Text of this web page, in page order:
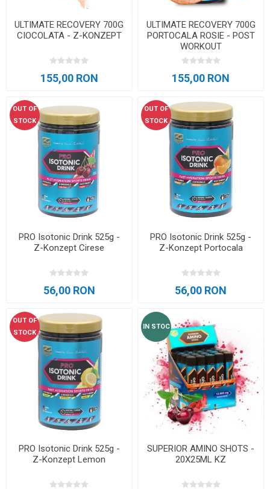
ULTIMATE RECOVERY 700G
CIOCOLATA - Z-KONZEPT
155,00 RON
ULTIMATE RECOVERY 700G
PORTOCALA ROSIE - POST
WORKOUT
155,00 RON
OUT OF
STOCK
PRO Isotonic Drink 525g -
Z-Konzept Cirese
56,00 RON
OUT OF
STOCK
PRO Isotonic Drink 525g -
Z-Konzept Portocala
56,00 RON
OUT OF
STOCK
PRO Isotonic Drink 525g -
Z-Konzept Lemon
IN STOC
SUPERIOR AMINO SHOTS -
20X25ML KZ